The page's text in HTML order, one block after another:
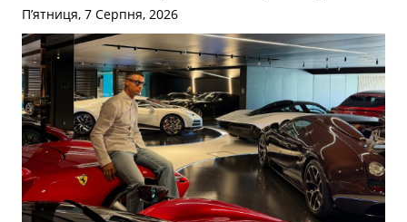
П’ятниця, 7 Серпня, 2026